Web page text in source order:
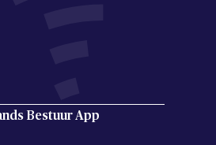
Bestuur App